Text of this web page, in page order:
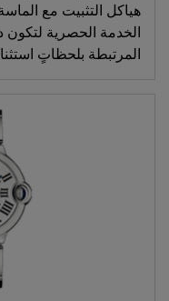
هياكل التثبيت مع
الخدمة الحصرية لتكون
المرتبطة بلحظاتٍ